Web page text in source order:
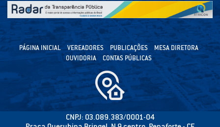
PÁGINA INICIAL VEREADORES PUBLICAÇÕES
MESA DIRETORA
OUVIDORIA
CONTAS PÚBLICAS
CNPJ: 03.089.383/0001-04